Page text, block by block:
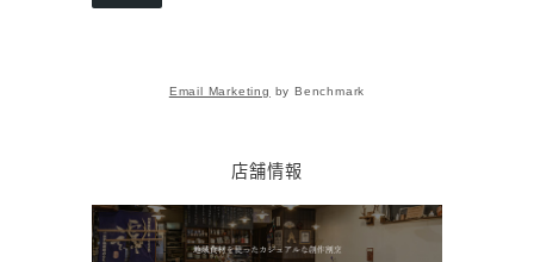
Email Marketing by Benchmark
店舗情報